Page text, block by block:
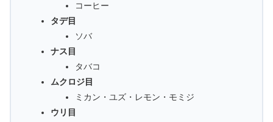
コーヒー
タデ目
ソバ
ナス目
タバコ
ムクロジ目
ミカン・ユズ・レモン・モミジ
ウリ目